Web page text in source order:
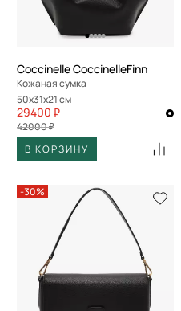
Coccinelle CoccinelleFinn
Кожаная сумка
50x31x21 см
29400 ₽
42000 ₽
В КОРЗИНУ
-30%